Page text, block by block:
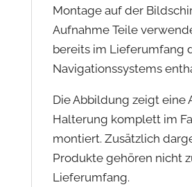
Montage auf der
Aufnahme Teile
bereits im Lieferumfang
Navigationssystems
Die Abbildung zeigt eine
Halterung komplett im
montiert. Zusätzlich
Produkte gehören nicht
Lieferumfang.